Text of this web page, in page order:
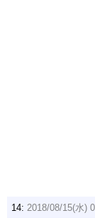
14: 2018/08/15(水)